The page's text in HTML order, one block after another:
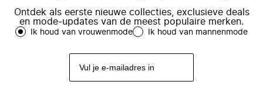
Ontdek als eerste nieuwe collecties, exclusieve deals
en mode-updates van de meest populaire merken.
Ik houd van vrouwenmode Ik houd van mannenmode